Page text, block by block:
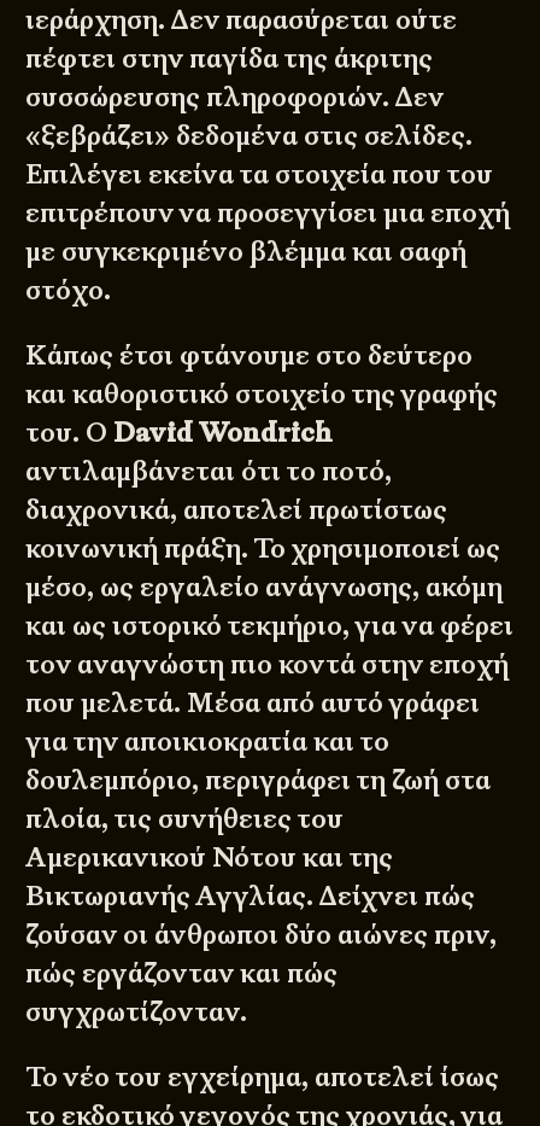
ιεράρχηση. Δεν παρασύρεται ούτε
πέφτει στην παγίδα της άκριτης
συσσώρευσης πληροφοριών. Δεν
«ξεβράζει» δεδομένα στις σελίδες.
Επιλέγει εκείνα τα στοιχεία που του
επιτρέπουν να προσεγγίσει μια εποχή
με συγκεκριμένο βλέμμα και σαφή
στόχο.
Κάπως έτσι φτάνουμε στο δεύτερο
και καθοριστικό στοιχείο της γραφής
του. Ο David Wondrich
αντιλαμβάνεται ότι το ποτό,
διαχρονικά, αποτελεί πρωτίστως
κοινωνική πράξη. Το χρησιμοποιεί ως
μέσο, ως εργαλείο ανάγνωσης, ακόμη
και ως ιστορικό τεκμήριο, για να φέρει
τον αναγνώστη πιο κοντά στην εποχή
που μελετά. Μέσα από αυτό γράφει
για την αποικιοκρατία και το
δουλεμπόριο, περιγράφει τη ζωή στα
πλοία, τις συνήθειες του
Αμερικανικού Νότου και της
Βικτωριανής Αγγλίας. Δείχνει πώς
ζούσαν οι άνθρωποι δύο αιώνες πριν,
πώς εργάζονταν και πώς
συγχρωτίζονταν.
Το νέο του εγχείρημα, αποτελεί ίσως
το εκδοτικό γεγονός της χρονιάς, για